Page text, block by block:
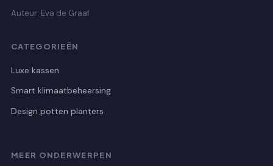
Auteur: Eva de Graaf
CATEGORIEËN
Luxe kassen
Smart klimaatbeheersing
Design potten planters
MEER ONDERWERPEN